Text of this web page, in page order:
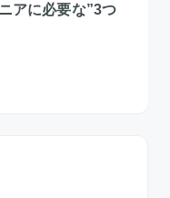
アに必要な”3つ